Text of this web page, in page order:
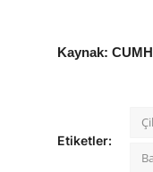
Kaynak:
Etiketler: